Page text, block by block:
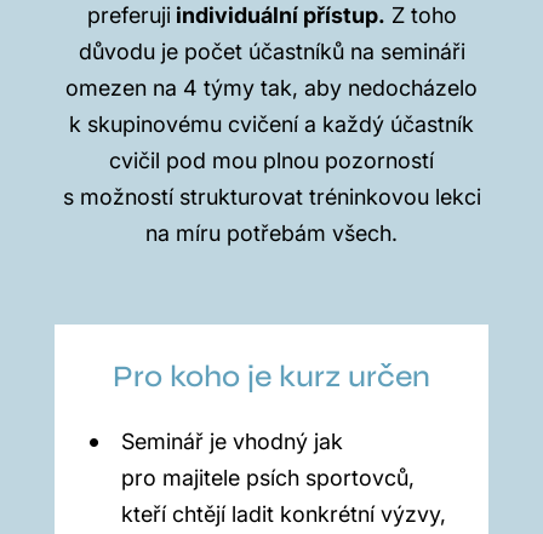
preferujiindividuální přístup. Z toho
důvodu je počet účastníků na semináři
omezen na 4 týmy tak, aby nedocházelo
k skupinovému cvičení a každý účastník
cvičil pod mou plnou pozorností
s možností strukturovat tréninkovou lekci
na míru potřebám všech.
Pro koho je kurz určen
Seminář je vhodný jak
pro majitele psích sportovců,
kteří chtějí ladit konkrétní výzvy,